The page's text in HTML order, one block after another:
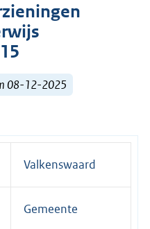
08-12-2025
Valkenswaard
Gemeente